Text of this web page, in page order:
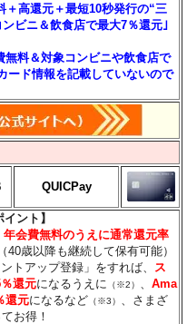
＋高還元＋最短10秒発行の“三
ビニ＆飲食店で最大7％還元｣
無料＆対象コンビニや飲食店で
ード情報を記載していないので
QUICPay
ント】
会費無料のうえに通常還元率
40歳以降も継続して保有可能）
トアップ登録」をすれば、
ス
還元になるうえに （※2） 、Ama
還元になるなど （※3）
、さまざ
お得！